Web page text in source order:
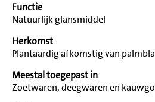
Functie
Natuurlijk glansmiddel
Herkomst
Plantaardig afkomstig van
Meestal toegepast in
Zoetwaren, deegwaren en